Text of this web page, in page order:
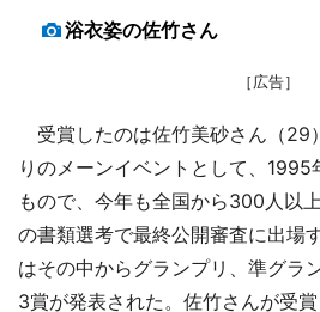
浴衣姿の佐竹さん
［広告］
受賞したのは佐竹美砂さん（29
りのメーンイベントとして、1995
もので、今年も全国から300人以
の書類選考で最終公開審査に出場
はその中からグランプリ、準グラ
3賞が発表された。佐竹さんが受賞